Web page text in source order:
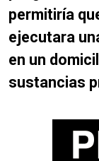
permitiría
ejecutara
en un
sustancias